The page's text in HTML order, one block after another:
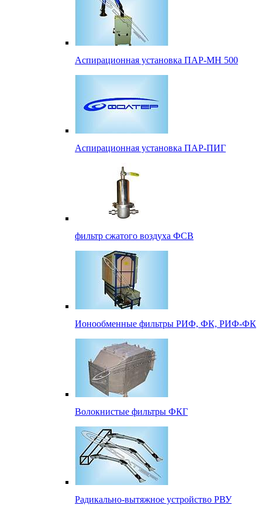
Аспирационная установка ПАР-МН 500
Аспирационная установка ПАР-ПИГ
фильтр сжатого воздуха ФСВ
Ионообменные фильтры РИФ, ФК, РИФ-ФК
Волокнистые фильтры ФКГ
Радикально-вытяжное устройство РВУ